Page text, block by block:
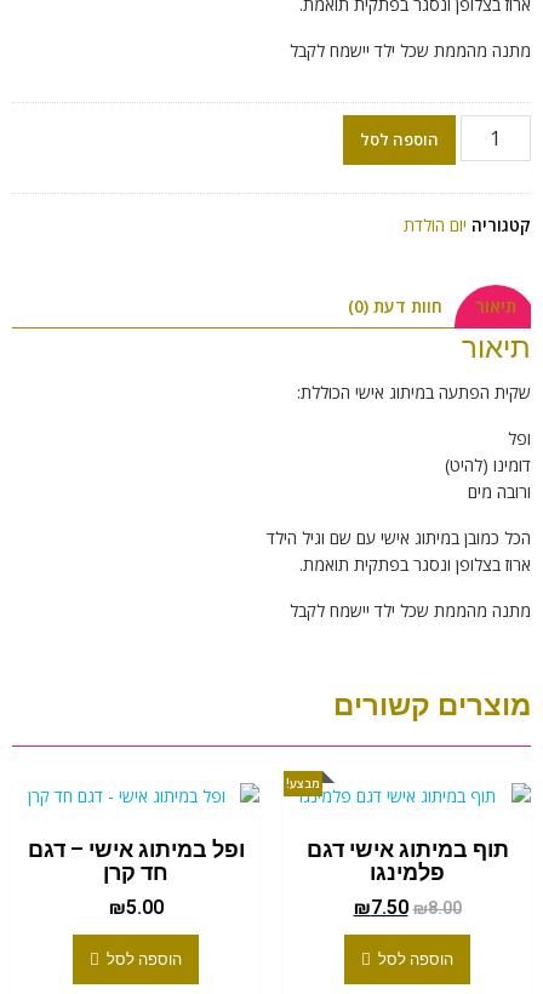
מתנה מהממת שכל ילד יישמח לקבל
הוספה לסל
קטגוריה יום הולדת
תיאור חוות דעת (0)
תיאור
שקית הפתעה במיתוג אישי הכוללת:
ופל
דומינו (להיט)
ורובה מים
הכל כמובן במיתוג אישי עם שם וגיל הילד
ארוז בצלופן ונסגר בפתקית תואמת.
מתנה מהממת שכל ילד יישמח לקבל
מוצרים קשורים
מבצע!
תוף במיתוג אישי דגם
פלמינגו
₪8.00
₪7.50
הוספה לסל
ופל במיתוג אישי – דגם
חד קרן
₪5.00
הוספה לסל